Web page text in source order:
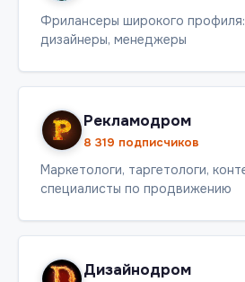
Фрилансеры широкого профиля:
дизайнеры, менеджеры
Рекламодром
8 319 подписчиков
Маркетологи, таргетологи,
специалисты по продвижению
Дизайнодром